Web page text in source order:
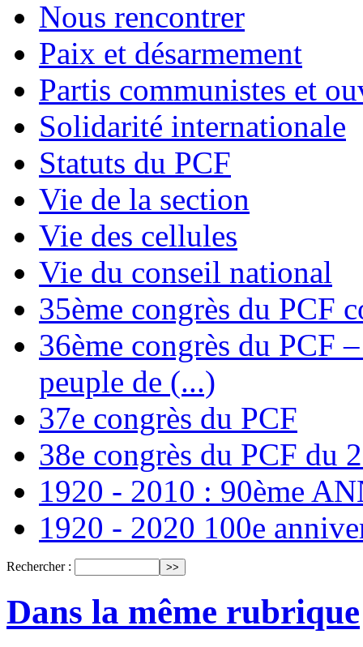
Nous rencontrer
Paix et désarmement
Partis communistes et
Solidarité internationale
Statuts du PCF
Vie de la section
Vie des cellules
Vie du conseil national
35ème congrès du PCF
36ème congrès du PCF
peuple de (...)
37e congrès du PCF
38e congrès du PCF du
1920 - 2010 : 90ème
1920 - 2020 100e
Rechercher :
Dans la même rubrique